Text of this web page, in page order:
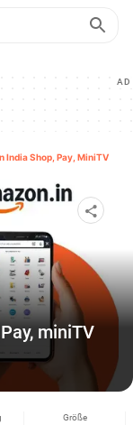
AD
India Shop, Pay, MiniTV
miniTV
Größe